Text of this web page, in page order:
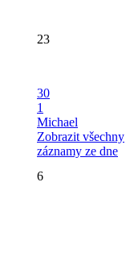
23
30
1
Michael
Zobrazit všechny
záznamy ze dne
6